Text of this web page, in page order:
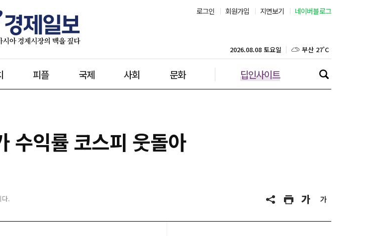
로그인 회원가입 지면보기 네이버블로그
피플 국제 사회 문화 딥인사이트
2026.08.08 토요일 대구 26˚C
인천 26˚C
제주 29˚C
수익률 코스피 웃돌아
다.